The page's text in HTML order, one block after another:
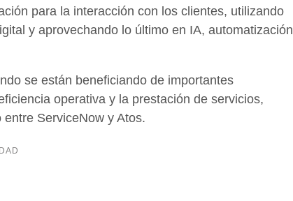
para la interacción con los clientes, utilizando
y aprovechando lo último en IA, automatización
se están beneficiando de importantes
operativa y la prestación de servicios,
ServiceNow y Atos.